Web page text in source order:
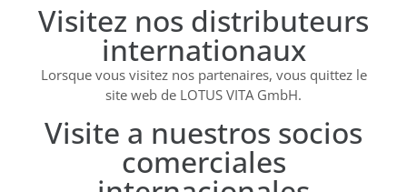
Visitez nos distributeurs
internationaux
Lorsque vous visitez nos partenaires, vous quittez le
site web de LOTUS VITA GmbH.
Visite a nuestros socios
comerciales